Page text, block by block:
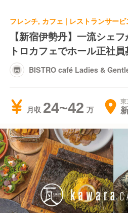
【新宿伊勢丹】一流シェ
トロカフェでホール正社
BISTRO café Ladies &
月収 24~42 東